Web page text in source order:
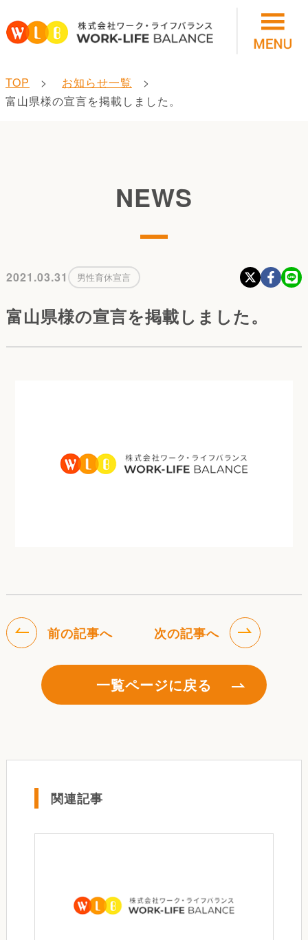
TOP
お知らせ一覧
富山県様の宣言を掲載しました。
NEWS
2021.03.31 男性育休宣言
富山県様の宣言を掲載しました。
前の記事へ
一覧ページに戻る
次の記事へ
関連記事